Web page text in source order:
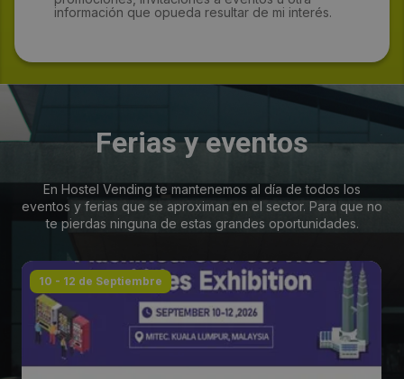
información que opueda resultar de mi interés.
Ferias y eventos
En Hostel Vending te mantenemos al día de todos los
eventos y ferias que se aproximan en el sector. Para que no
te pierdas ninguna de estas grandes oportunidades.
10 - 12 de Septiembre